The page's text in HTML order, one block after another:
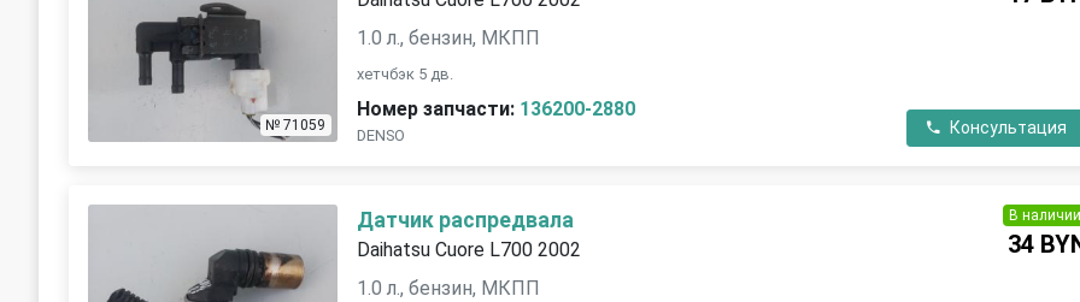
№ 71059
1.0 л., бензин, МКПП
хетчбэк 5 дв.
Номер запчасти: 136200-2880
DENSO Консультация
Датчик распредвала
Daihatsu Cuore L700 2002
1.0 л., бензин, МКПП
В наличии
34